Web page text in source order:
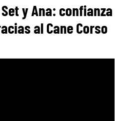
y Ana: confianza
al Cane Corso